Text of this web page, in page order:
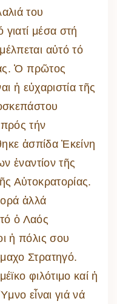
του
μέσα στή
αὐτό τό
Ὁ πρῶτος
ἡ εὐχαριστία τῆς
τήν
ἀσπίδα Ἐκείνη
ἐναντίον τῆς
Αὑτοκρατορίας.
ἀλλά
ὁ Λαός
ἡ πόλις σου
Στρατηγό.
φιλότιμο καί ἡ
εἶναι γιά νά